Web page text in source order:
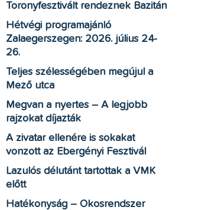
Toronyfesztivált rendeznek Bazitán
Hétvégi programajánló
Zalaegerszegen: 2026. július 24-
26.
Teljes szélességében megújul a
Mező utca
Megvan a nyertes – A legjobb
rajzokat díjazták
A zivatar ellenére is sokakat
vonzott az Ebergényi Fesztivál
Lazulós délutánt tartottak a VMK
előtt
Hatékonyság – Okosrendszer